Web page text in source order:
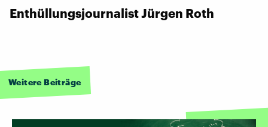
Enthüllungsjournalist Jürgen Roth
Weitere Beiträge